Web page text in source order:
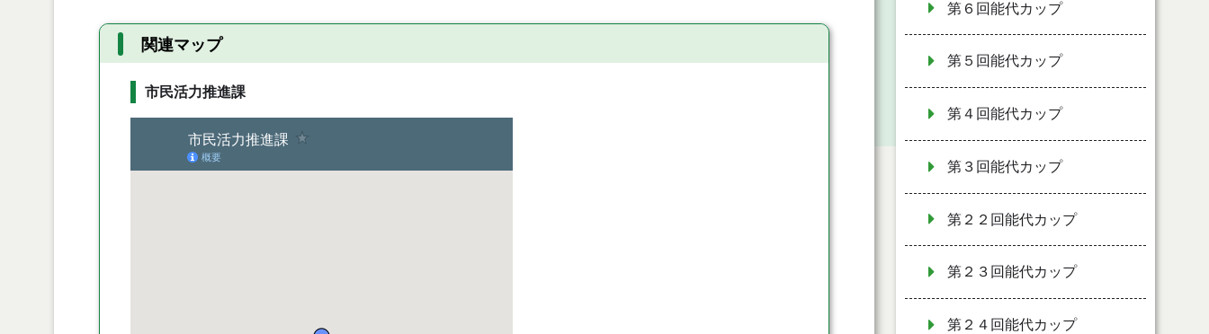
関連マップ
市民活力推進課
第６回能代カップ
第５回能代カップ
第４回能代カップ
第３回能代カップ
第２２回能代カップ
第２３回能代カップ
第２４回能代カップ